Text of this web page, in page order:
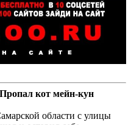
кот мейн-кун
области с улицы